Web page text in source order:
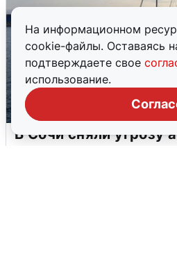
На информационном
cookie-файлы. Оставаясь
подтверждаете свое
использование.
В Сочи сняли угрозу